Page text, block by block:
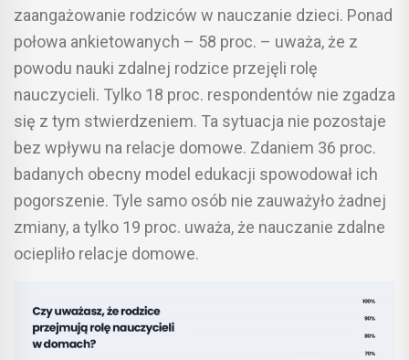
zaangażowanie rodziców w nauczanie dzieci. Ponad
połowa ankietowanych – 58 proc. – uważa, że z
powodu nauki zdalnej rodzice przejęli rolę
nauczycieli. Tylko 18 proc. respondentów nie zgadza
się z tym stwierdzeniem. Ta sytuacja nie pozostaje
bez wpływu na relacje domowe. Zdaniem 36 proc.
badanych obecny model edukacji spowodował ich
pogorszenie. Tyle samo osób nie zauważyło żadnej
zmiany, a tylko 19 proc. uważa, że nauczanie zdalne
ociepliło relacje domowe.